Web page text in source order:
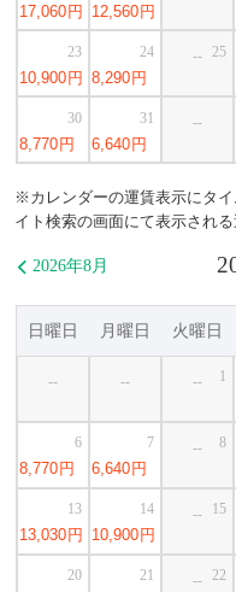
17,060円 12,560円
10,900円
23
8,290円
24 -- 25
8,770円
30
6,640円
31 --
※カレンダーの運賃表示にタ
イト検索の画面にて表示される
 2026年8月
日曜日 月曜日 火曜日
-- -- -- 1
8,770 円
6
6,640 円
7 -- 8
13,030 円
13
10,900 円
14 -- 15
20 21 -- 22